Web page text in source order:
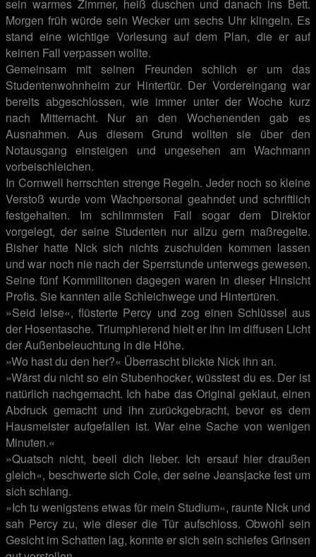
sein warmes Zimmer, heiß duschen und danach ins Bett.
Morgen früh würde sein Wecker um sechs Uhr klingeln. Es
stand eine wichtige Vorlesung auf dem Plan, die er auf
keinen Fall verpassen wollte.
Gemeinsam mit seinen Freunden schlich er um das
Studentenwohnheim zur Hintertür. Der Vordereingang war
bereits abgeschlossen, wie immer unter der Woche kurz
nach Mitternacht. Nur an den Wochenenden gab es
Ausnahmen. Aus diesem Grund wollten sie über den
Notausgang einsteigen und ungesehen am Wachmann
vorbeischleichen.
In Cornwell herrschten strenge Regeln. Jeder noch so kleine
Verstoß wurde vom Wachpersonal geahndet und schriftlich
festgehalten. Im schlimmsten Fall sogar dem Direktor
vorgelegt, der seine Studenten nur allzu gern maßregelte.
Bisher hatte Nick sich nichts zuschulden kommen lassen
und war noch nie nach der Sperrstunde unterwegs gewesen.
Seine fünf Kommilitonen dagegen waren in dieser Hinsicht
Profis. Sie kannten alle Schleichwege und Hintertüren.
»Seid leise«, flüsterte Percy und zog einen Schlüssel aus
der Hosentasche. Triumphierend hielt er ihn im diffusen Licht
der Außenbeleuchtung in die Höhe.
»Wo hast du den her?« Überrascht blickte Nick ihn an.
»Wärst du nicht so ein Stubenhocker, wüsstest du es. Der ist
natürlich nachgemacht. Ich habe das Original geklaut, einen
Abdruck gemacht und ihn zurückgebracht, bevor es dem
Hausmeister aufgefallen ist. War eine Sache von wenigen
Minuten.«
»Quatsch nicht, beeil dich lieber. Ich ersauf hier draußen
gleich«, beschwerte sich Cole, der seine Jeansjacke fest um
sich schlang.
»Ich tu wenigstens etwas für mein Studium«, raunte Nick und
sah Percy zu, wie dieser die Tür aufschloss. Obwohl sein
Gesicht im Schatten lag, konnte er sich sein schiefes Grinsen